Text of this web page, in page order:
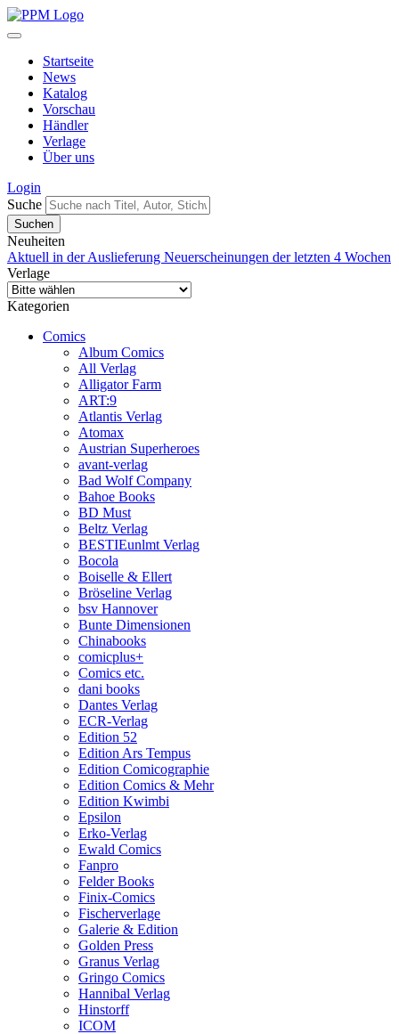
Startseite
News
Katalog
Vorschau
Händler
Verlage
Über uns
Login
Suche
Neuheiten
Aktuell in der Auslieferung Neuerscheinungen der letzten 4 Wochen
Verlage
Kategorien
Comics
Album Comics
All Verlag
Alligator Farm
ART:9
Atlantis Verlag
Atomax
Austrian Superheroes
avant-verlag
Bad Wolf Company
Bahoe Books
BD Must
Beltz Verlag
BESTIEunlmt Verlag
Bocola
Boiselle & Ellert
Bröseline Verlag
bsv Hannover
Bunte Dimensionen
Chinabooks
comicplus+
Comics etc.
dani books
Dantes Verlag
ECR-Verlag
Edition 52
Edition Ars Tempus
Edition Comicographie
Edition Comics & Mehr
Edition Kwimbi
Epsilon
Erko-Verlag
Ewald Comics
Fanpro
Felder Books
Finix-Comics
Fischerverlage
Galerie & Edition
Golden Press
Granus Verlag
Gringo Comics
Hannibal Verlag
Hinstorff
ICOM